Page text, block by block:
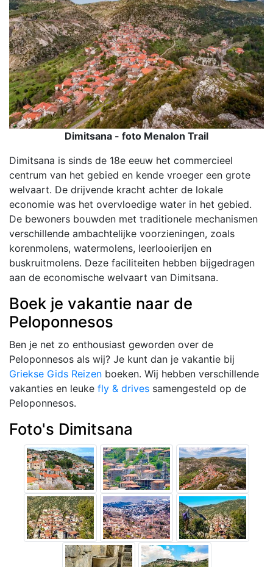
Dimitsana - foto Menalon Trail
Dimitsana is sinds de 18e eeuw het commercieel
centrum van het gebied en kende vroeger een grote
welvaart. De drijvende kracht achter de lokale
economie was het overvloedige water in het gebied.
De bewoners bouwden met traditionele mechanismen
verschillende ambachtelijke voorzieningen, zoals
korenmolens, watermolens, leerlooierijen en
buskruitmolens. Deze faciliteiten hebben bijgedragen
aan de economische welvaart van Dimitsana.
Boek je vakantie naar de
Peloponnesos
Ben je net zo enthousiast geworden over de
Peloponnesos als wij? Je kunt dan je vakantie bij
Griekse Gids Reizen boeken. Wij hebben verschillende
vakanties en leuke fly & drives samengesteld op de
Peloponnesos.
Foto's Dimitsana